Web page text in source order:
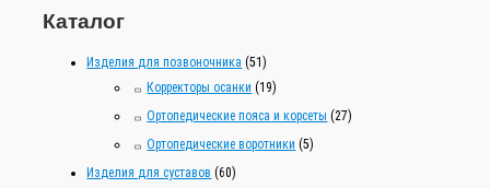
ь
Каталог
Изделия для позвоночника (51)
Корректоры осанки (19)
Ортопедические пояса и корсеты (27)
Ортопедические воротники (5)
Изделия для суставов (60)